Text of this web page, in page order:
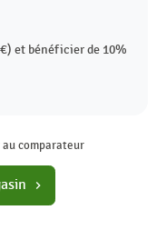
et bénéficier de 10%
comparateur
chevron_right